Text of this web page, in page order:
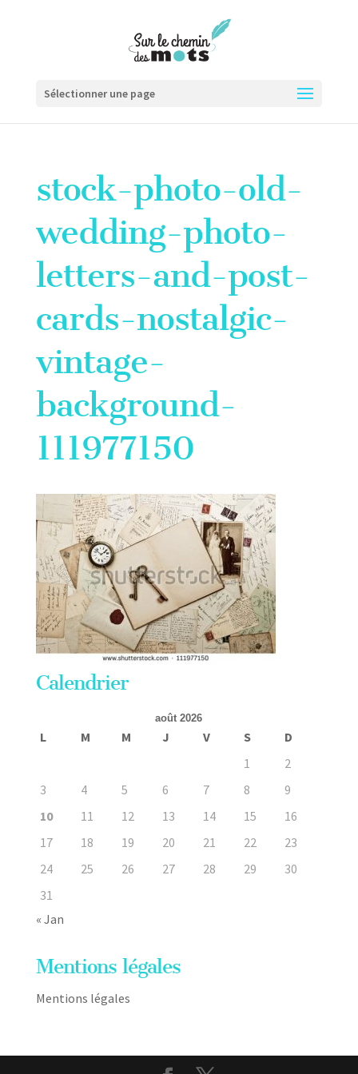
Sélectionner une page
stock-photo-old-
wedding-photo-
letters-and-post-
cards-nostalgic-
vintage-
background-
111977150
Calendrier
août 2026
L M M J V S
D
1
2
3
4 5 6 7 8
9
10
11 12 13 14 15
16
17
18 19 20 21 22
23
24
25 26 27 28 29
30
31
« Jan
Mentions légales
Mentions légales